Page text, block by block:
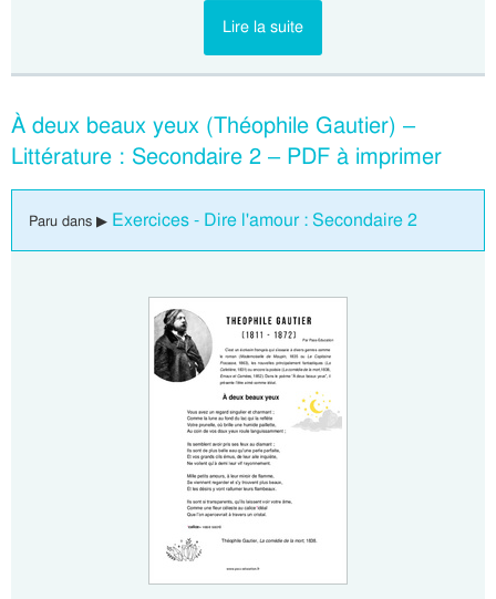
Lire la suite
À deux beaux yeux (Théophile Gautier) –
Littérature : Secondaire 2 – PDF à imprimer
Paru dans ▶ Exercices - Dire l'amour : Secondaire 2